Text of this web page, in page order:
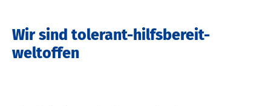
Wir sind tolerant-hilfsbereit-
weltoffen